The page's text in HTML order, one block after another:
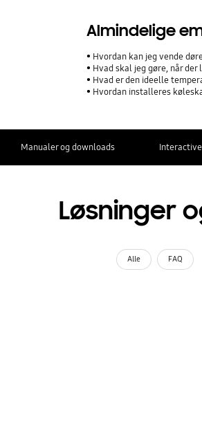
Almindelige
Hvordan kan jeg vende
Hvad skal jeg gøre, når
Hvad er den ideelle
Hvordan installeres
Manualer og downloads
Løsninger
Alle FAQ